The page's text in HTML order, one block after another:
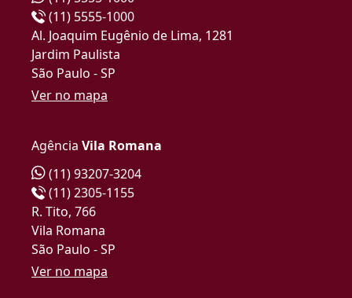
(11) 5555-1000
Al. Joaquim Eugênio de Lima, 1281
Jardim Paulista
São Paulo - SP
Ver no mapa
Agência Vila Romana
(11) 93207-3204
(11) 2305-1155
R. Tito, 766
Vila Romana
São Paulo - SP
Ver no mapa